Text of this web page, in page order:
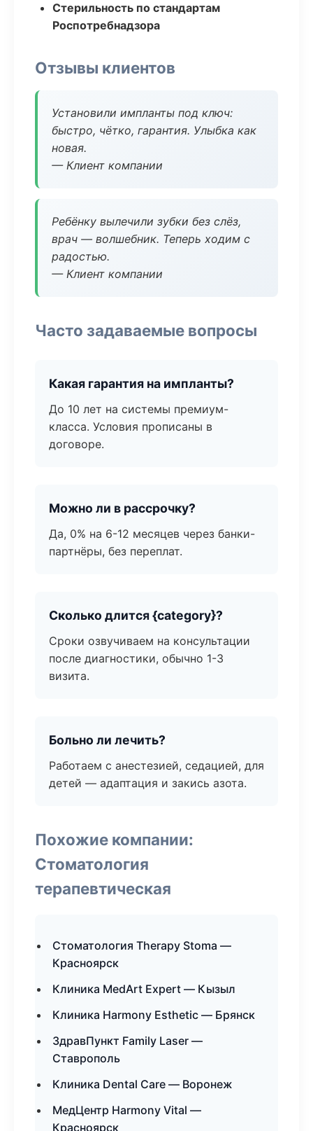
Стерильность по стандартам
Роспотребнадзора
Отзывы клиентов
Установили импланты под ключ:
быстро, чётко, гарантия. Улыбка как
новая.
— Клиент компании
Ребёнку вылечили зубки без слёз,
врач — волшебник. Теперь ходим с
радостью.
— Клиент компании
Часто задаваемые вопросы
Какая гарантия на импланты?
До 10 лет на системы премиум-
класса. Условия прописаны в
договоре.
Можно ли в рассрочку?
Да, 0% на 6-12 месяцев через банки-
партнёры, без переплат.
Сколько длится {category}?
Сроки озвучиваем на консультации
после диагностики, обычно 1-3
визита.
Больно ли лечить?
Работаем с анестезией, седацией, для
детей — адаптация и закись азота.
Похожие компании:
Стоматология
терапевтическая
Стоматология Therapy Stoma —
Красноярск
Клиника MedArt Expert — Кызыл
Клиника Harmony Esthetic — Брянск
ЗдравПункт Family Laser —
Ставрополь
Клиника Dental Care — Воронеж
МедЦентр Harmony Vital —
Красноярск